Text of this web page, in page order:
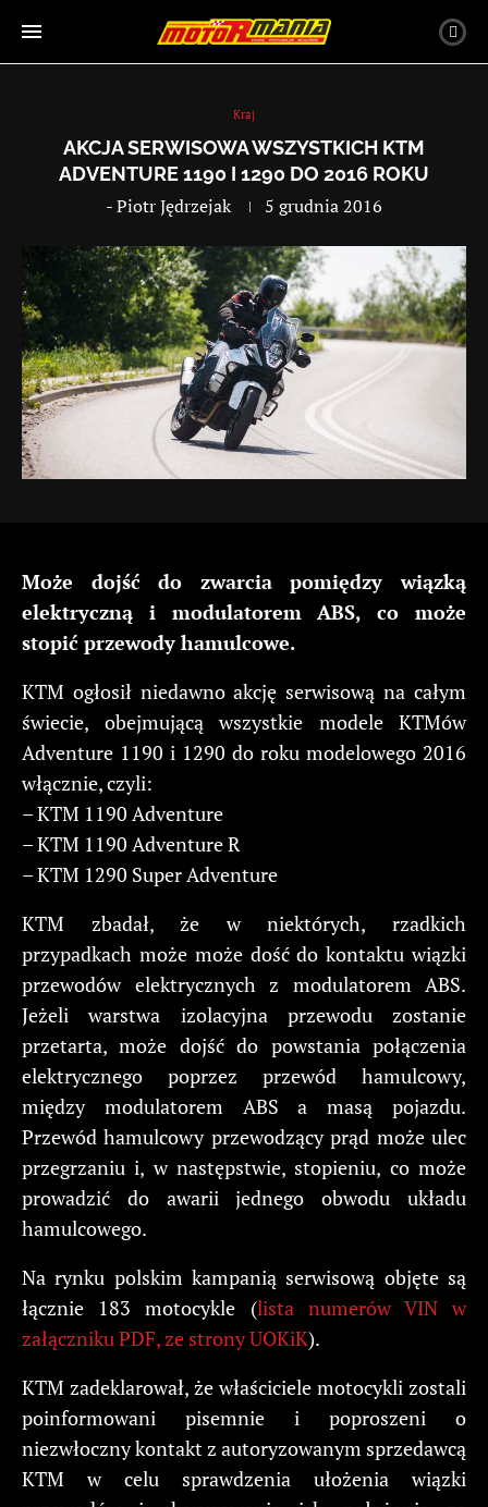
Kraj
AKCJA SERWISOWA WSZYSTKICH KTM
ADVENTURE 1190 I 1290 DO 2016 ROKU
-Piotr Jędrzejak 5 grudnia 2016
Może dojść do zwarcia pomiędzy wiązką
elektryczną i modulatorem ABS, co może
stopić przewody hamulcowe.
KTM ogłosił niedawno akcję serwisową na całym
świecie, obejmującą wszystkie modele KTMów
Adventure 1190 i 1290 do roku modelowego 2016
włącznie, czyli:
– KTM 1190 Adventure
– KTM 1190 Adventure R
– KTM 1290 Super Adventure
KTM zbadał, że w niektórych, rzadkich
przypadkach może może dość do kontaktu wiązki
przewodów elektrycznych z modulatorem ABS.
Jeżeli warstwa izolacyjna przewodu zostanie
przetarta, może dojść do powstania połączenia
elektrycznego poprzez przewód hamulcowy,
między modulatorem ABS a masą pojazdu.
Przewód hamulcowy przewodzący prąd może ulec
przegrzaniu i, w następstwie, stopieniu, co może
prowadzić do awarii jednego obwodu układu
hamulcowego.
Na rynku polskim kampanią serwisową objęte są
łącznie 183 motocykle (lista numerów VIN w
załączniku PDF, ze strony UOKiK).
KTM zadeklarował, że właściciele motocykli zostali
poinformowani pisemnie i poproszeni o
niezwłoczny kontakt z autoryzowanym sprzedawcą
KTM w celu sprawdzenia ułożenia wiązki